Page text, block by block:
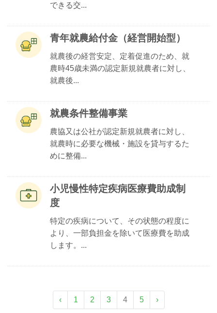
できる交...
青年就農給付金（経営開始型）
就農後の経営安定、定着促進のため、就
農時45歳未満の認定新規就農者に対し、
就農後...
就農条件整備事業
農協又は公社が認定新規就農者に対し、
就農時に必要な機械・施設を貸与するた
めに整備...
小児慢性特定疾病医療費助成制
度
特定の疾病について、その状態の程度に
より、一部負担金を除いて医療費を助成
します。...
‹ 1 2 3 4 5 ›